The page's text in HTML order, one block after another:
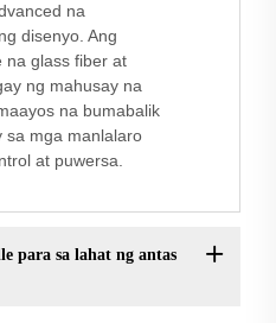
na
disenyo. Ang
na glass fiber at
ng mahusay na
na bumabalik
sa mga manlalaro
at puwersa.
para sa lahat ng antas